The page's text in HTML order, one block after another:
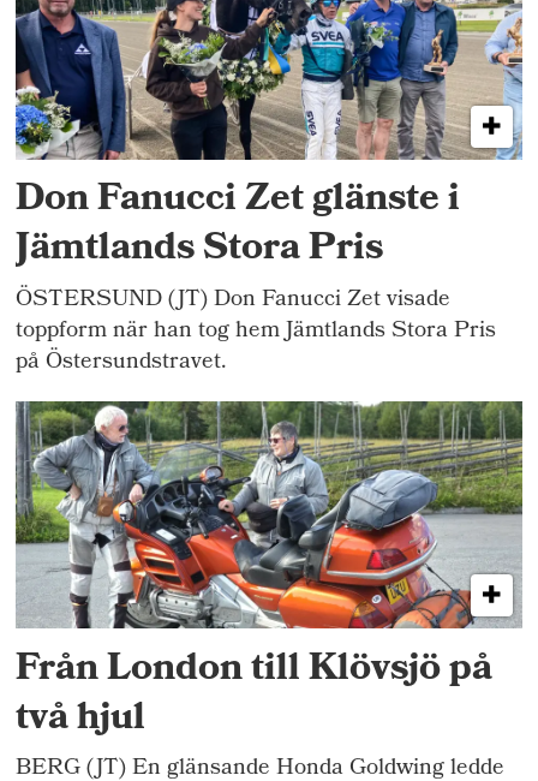
Don Fanucci Zet glänste i
Jämtlands Stora Pris
ÖSTERSUND (JT) Don Fanucci Zet visade
toppform när han tog hem Jämtlands Stora Pris
på Östersundstravet.
Från London till Klövsjö på
två hjul
BERG (JT) En glänsande Honda Goldwing ledde